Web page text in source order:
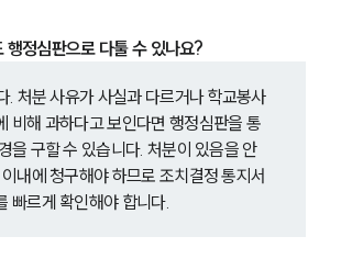
정심판으로 다툴 수 있나요?
. 처분 사유가 사실과 다르거나 학교봉사
비해 과하다고 보인다면 행정심판을 통
을 구할 수 있습니다. 처분이 있음을 안
내에 청구해야 하므로 조치결정 통지서
빠르게 확인해야 합니다.